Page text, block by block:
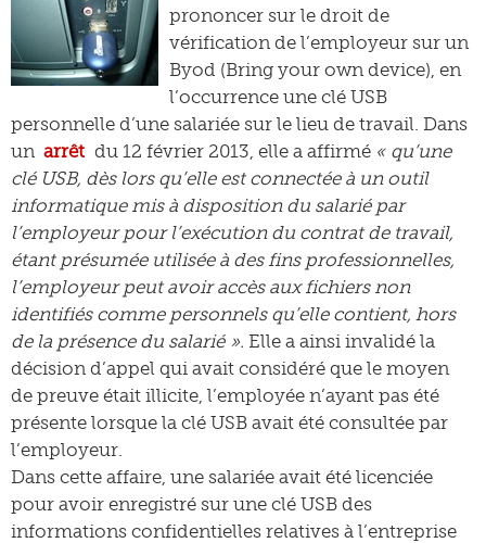
prononcer sur le droit de
vérification de l’employeur sur un
Byod (Bring your own device), en
l’occurrence une clé USB
personnelle d’une salariée sur le lieu de travail. Dans
un arrêt du 12 février 2013, elle a affirmé « qu’une
clé USB, dès lors qu’elle est connectée à un outil
informatique mis à disposition du salarié par
l’employeur pour l’exécution du contrat de travail,
étant présumée utilisée à des fins professionnelles,
l’employeur peut avoir accès aux fichiers non
identifiés comme personnels qu’elle contient, hors
de la présence du salarié ». Elle a ainsi invalidé la
décision d’appel qui avait considéré que le moyen
de preuve était illicite, l’employée n’ayant pas été
présente lorsque la clé USB avait été consultée par
l’employeur.
Dans cette affaire, une salariée avait été licenciée
pour avoir enregistré sur une clé USB des
informations confidentielles relatives à l’entreprise